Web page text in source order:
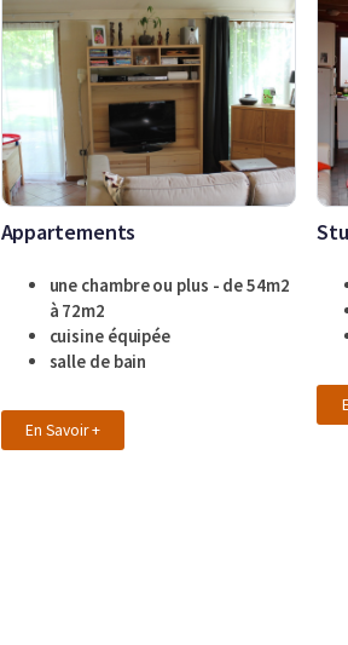
Appartements
une chambre ou plus - de 54m2
à 72m2
cuisine équipée
salle de bain
En Savoir +